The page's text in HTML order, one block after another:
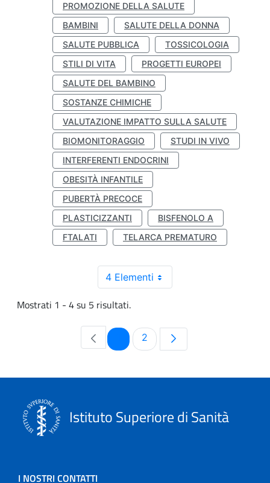
PROMOZIONE DELLA SALUTE
BAMBINI
SALUTE DELLA DONNA
SALUTE PUBBLICA
TOSSICOLOGIA
STILI DI VITA
PROGETTI EUROPEI
SALUTE DEL BAMBINO
SOSTANZE CHIMICHE
VALUTAZIONE IMPATTO SULLA SALUTE
BIOMONITORAGGIO
STUDI IN VIVO
INTERFERENTI ENDOCRINI
OBESITÀ INFANTILE
PUBERTÀ PRECOCE
PLASTICIZZANTI
BISFENOLO A
FTALATI
TELARCA PREMATURO
4 Elementi
Mostrati 1 - 4 su 5 risultati.
PaginaPagina
2
Istituto Superiore di Sanità
I NOSTRI CONTATTI